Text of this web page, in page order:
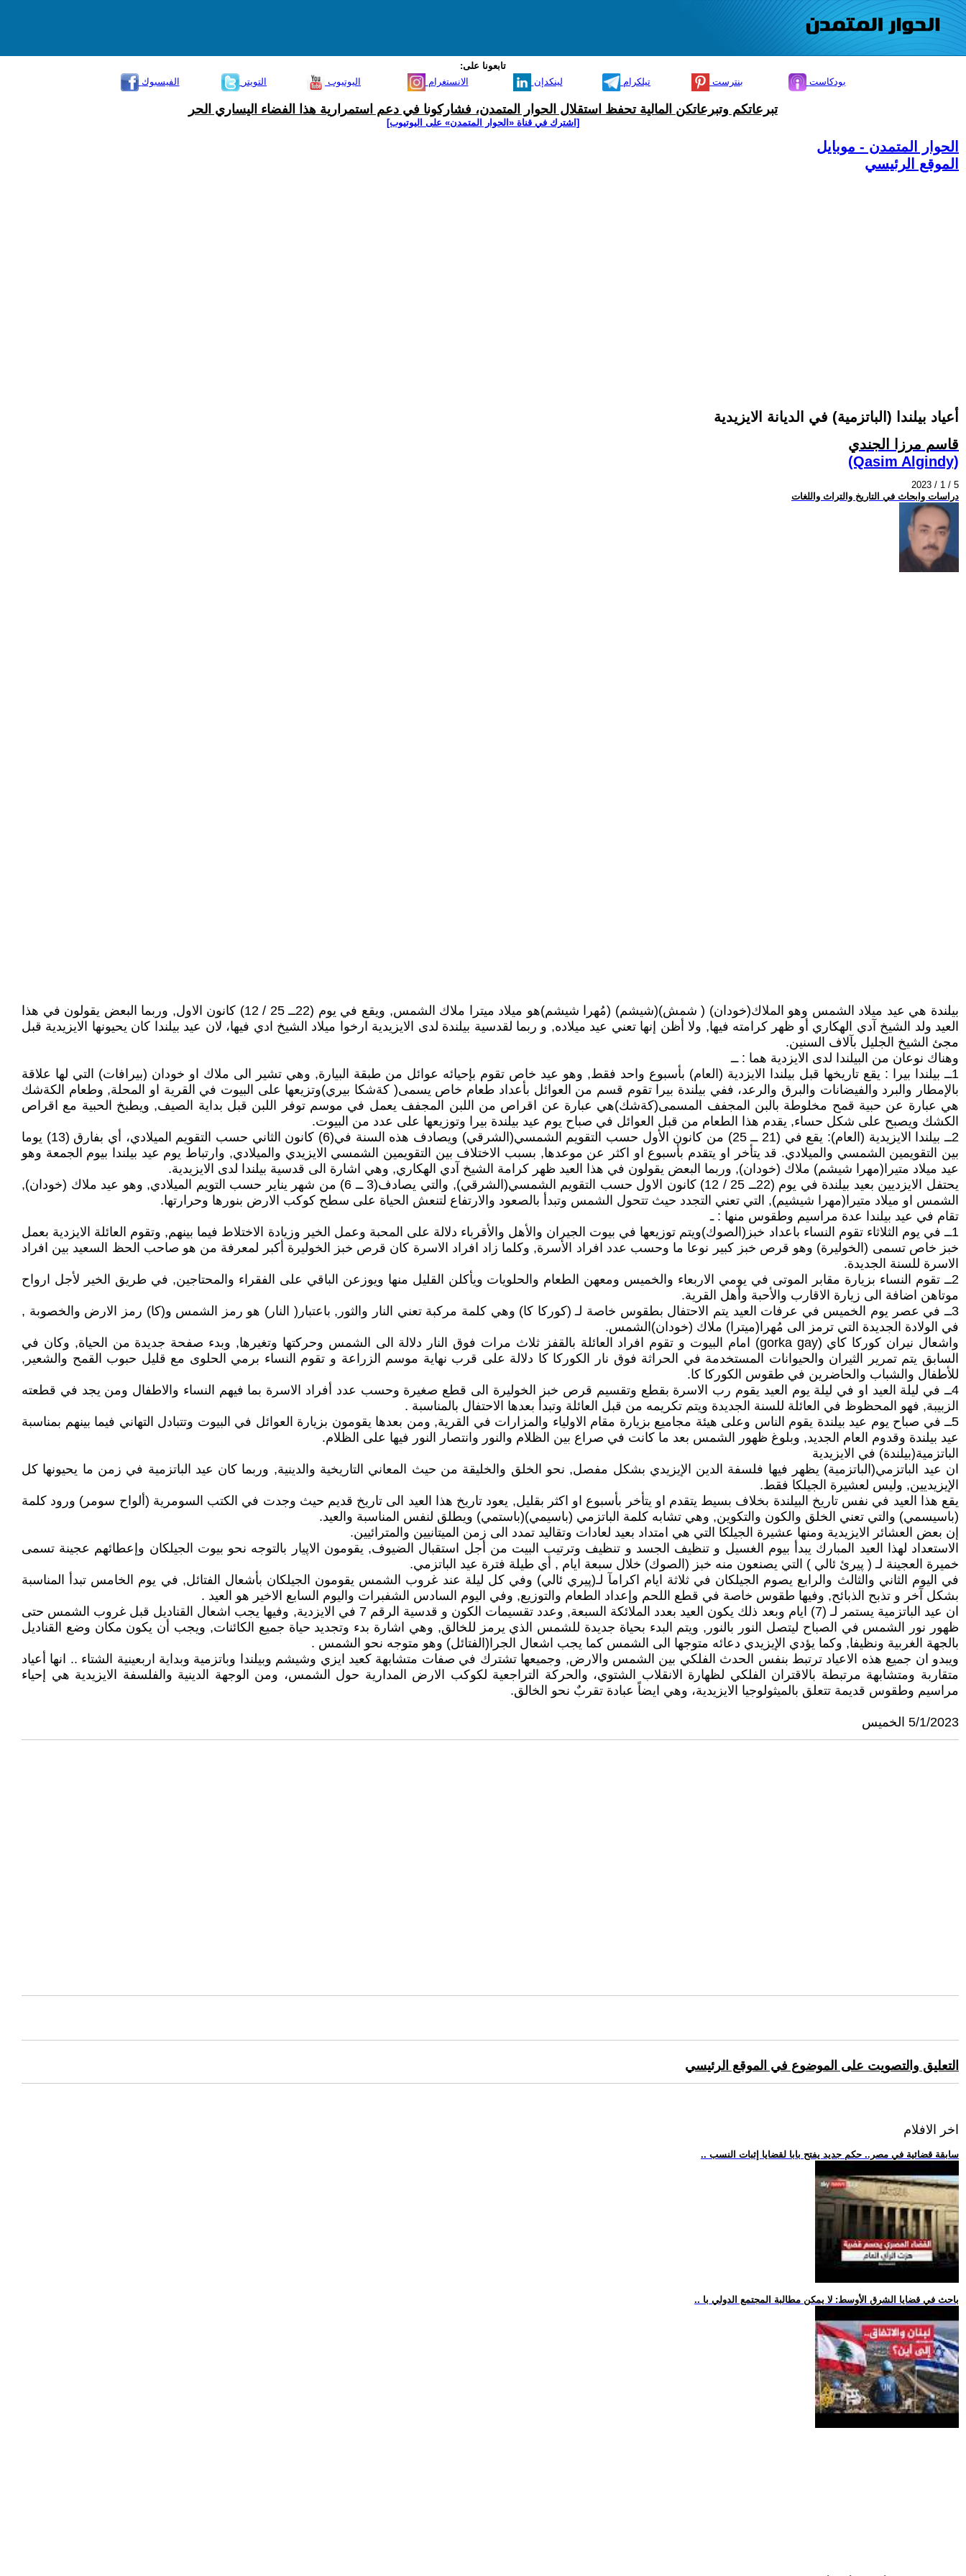
تابعونا على:
الفيسبوك
التويتر اليوتيوب الانستغرام لينكدإن تيلكرام بنترست بودكاست
تبرعاتكم وتبرعاتكن المالية تحفظ استقلال الحوار المتمدن، فشاركونا في دعم استمرارية هذا الفضاء اليساري الحر
[اشترك في قناة ‫«الحوار المتمدن» على اليوتيوب]
الحوار المتمدن - موبايل
الموقع الرئيسي
أعياد بيلندا (الباتزمية) في الديانة الايزيدية
قاسم مرزا الجندي
(Qasim Algindy)
2023 / 1 / 5
دراسات وابحاث في التاريخ والتراث واللغات
بيلندة هي عيد ميلاد الشمس وهو الملاك(خودان) ( شمش)(شيشم) (مُهرا شيشم)هو ميلاد ميترا ملاك الشمس, ويقع في يوم (22ــ 25 / 12) كانون الاول, وربما البعض يقولون في هذا
العيد ولد الشيخ آدي الهكاري أو ظهر كرامته فيها, ولا أظن إنها تعني عيد ميلاده, و ربما لقدسية بيلندة لدى الايزيدية ارخوا ميلاد الشيخ ادي فيها، لان عيد بيلندا كان يحيونها الايزيدية قبل
مجئ الشيخ الجليل بآلاف السنين.
وهناك نوعان من البيلندا لدى الايزدية هما : ــ
1ــ بيلندا بيرا : يقع تاريخها قبل بيلندا الايزدية (العام) بأسبوع واحد فقط, وهو عيد خاص تقوم بإحيائه عوائل من طبقة البيارة, وهي تشير الى ملاك او خودان (بيرافات) التي لها علاقة
بالإمطار والبرد والفيضانات والبرق والرعد، ففي بيلندة بيرا تقوم قسم من العوائل بأعداد طعام خاص يسمى( كةشكا بيري)وتزيعها على البيوت في القرية او المحلة, وطعام الكةشك
هي عبارة عن حبية قمح مخلوطة بالبن المجفف المسمى(كةشك)هي عبارة عن اقراص من اللبن المجفف يعمل في موسم توفر اللبن قبل بداية الصيف, ويطبخ الحبية مع اقراص
الكشك ويصبح على شكل حساء, يقدم هذا الطعام من قبل العوائل في صباح يوم عيد بيلندة بيرا وتوزيعها على عدد من البيوت.
2ــ بيلندا الايزيدية (العام): يقع في (21 ــ 25) من كانون الأول حسب التقويم الشمسي(الشرقي) ويصادف هذه السنة في(6) كانون الثاني حسب التقويم الميلادي، أي بفارق (13) يوما
بين التقويمين الشمسي والميلادي. قد يتأخر او يتقدم بأسبوع او اكثر عن موعدها, بسبب الاختلاف بين التقويمين الشمسي الايزيدي والميلادي, وارتباط يوم عيد بيلندا بيوم الجمعة وهو
عيد ميلاد متيرا(مهرا شيشم) ملاك (خودان), وربما البعض يقولون في هذا العيد ظهر كرامة الشيخ آدي الهكاري, وهي اشارة الى قدسية بيلندا لدى الايزيدية.
يحتفل الايزديين بعيد بيلندة في يوم (22ــ 25 / 12) كانون الاول حسب التقويم الشمسي(الشرقي), والتي يصادف(3 ــ 6) من شهر يناير حسب التويم الميلادي, وهو عيد ملاك (خودان),
الشمس او ميلاد متيرا(مهرا شيشيم), التي تعني التجدد حيث تتحول الشمس وتبدأ بالصعود والارتفاع لتنعش الحياة على سطح كوكب الارض بنورها وحرارتها.
تقام في عيد بيلندا عدة مراسيم وطقوس منها : ـ
1ــ في يوم الثلاثاء تقوم النساء باعداد خبز(الصوك)ويتم توزيعها في بيوت الجيران والأهل والأقرباء دلالة على المحبة وعمل الخير وزيادة الاختلاط فيما بينهم, وتقوم العائلة الايزدية بعمل
خبز خاص تسمى (الخوليرة) وهو قرص خبز كبير نوعا ما وحسب عدد افراد الأسرة, وكلما زاد افراد الاسرة كان قرص خبز الخوليرة أكبر لمعرفة من هو صاحب الحظ السعيد بين افراد
الاسرة للسنة الجديدة.
2ــ تقوم النساء بزيارة مقابر الموتى في يومي الاربعاء والخميس ومعهن الطعام والحلويات ويأكلن القليل منها ويوزعن الباقي على الفقراء والمحتاجين, في طريق الخير لأجل ارواح
موتاهن اضافة الى زيارة الاقارب والأحبة وأهل القرية.
3ــ في عصر يوم الخميس في عرفات العيد يتم الاحتفال بطقوس خاصة لـ (كوركا كا) وهي كلمة مركبة تعني النار والثور, باعتبار( النار) هو رمز الشمس و(كا) رمز الارض والخصوبة ,
في الولادة الجديدة التي ترمز الى مُهرا(ميترا) ملاك (خودان)الشمس.
واشعال نيران كوركا كاي (gorka gay) امام البيوت و تقوم افراد العائلة بالقفز ثلاث مرات فوق النار دلالة الى الشمس وحركتها وتغيرها, وبدء صفحة جديدة من الحياة, وكان في
السابق يتم تمرير الثيران والحيوانات المستخدمة في الحراثة فوق نار الكوركا كا دلالة على قرب نهاية موسم الزراعة و تقوم النساء برمي الحلوى مع قليل حبوب القمح والشعير,
للأطفال والشباب والحاضرين في طقوس الكوركا كا.
4ــ في ليلة العيد او في ليلة يوم العيد يقوم رب الاسرة بقطع وتقسيم قرص خبز الخوليرة الى قطع صغيرة وحسب عدد أفراد الاسرة بما فيهم النساء والاطفال ومن يجد في قطعته
الزبيبة, فهو المحظوظ في العائلة للسنة الجديدة ويتم تكريمه من قبل العائلة وتبدأ بعدها الاحتفال بالمناسبة .
5ــ في صباح يوم عيد بيلندة يقوم الناس وعلى هيئة مجاميع بزيارة مقام الاولياء والمزارات في القرية, ومن بعدها يقومون بزيارة العوائل في البيوت وتتبادل التهاني فيما بينهم بمناسبة
عيد بيلندة وقدوم العام الجديد, وبلوغ ظهور الشمس بعد ما كانت في صراع بين الظلام والنور وانتصار النور فيها على الظلام.
الباتزمية(بيلندة) في الايزيدية
ان عيد الباتزمي(الباتزمية) يظهر فيها فلسفة الدين الإيزيدي بشكل مفصل, نحو الخلق والخليقة من حيث المعاني التاريخية والدينية, وربما كان عيد الباتزمية في زمن ما يحيونها كل
الإيزيديين, وليس لعشيرة الجيلكا فقط.
يقع هذا العيد في نفس تاريخ البيلندة بخلاف بسيط يتقدم او يتأخر بأسبوع او اكثر بقليل, يعود تاريخ هذا العيد الى تاريخ قديم حيث وجدت في الكتب السومرية (ألواح سومر) ورود كلمة
(باسيسمي) والتي تعني الخلق والكون والتكوين, وهي تشابه كلمة الباتزمي (باسيمي)(باستمي) ويطلق لنفس المناسبة والعيد.
إن بعض العشائر الايزيدية ومنها عشيرة الجيلكا التي هي امتداد بعيد لعادات وتقاليد تمدد الى زمن الميتانيين والمترائيين.
الاستعداد لهذا العيد المبارك يبدأ بيوم الغسيل و تنظيف الجسد و تنظيف وترتيب البيت من أجل استقبال الضيوف, يقومون الاپيار بالتوجه نحو بيوت الجيلكان وإعطائهم عجينة تسمى
خميرة العجينة لـ ( پيرئ ئالي ) التي يصنعون منه خبز (الصوك) خلال سبعة ايام , أي طيلة فترة عيد الباتزمي.
في اليوم الثاني والثالث والرابع يصوم الجيلكان في ثلاثة ايام اكرامآ لـ(پيري ئالي) وفي كل ليلة عند غروب الشمس يقومون الجيلكان بأشعال الفتائل, في يوم الخامس تبدأ المناسبة
بشكل آخر و تذبح الذبائح, وفيها طقوس خاصة في قطع اللحم وإعداد الطعام والتوزيع, وفي اليوم السادس الشفبرات واليوم السابع الاخير هو العيد .
ان عيد الباتزمية يستمر لـ (7) ايام وبعد ذلك يكون العيد بعدد الملائكة السبعة, وعدد تقسيمات الكون و قدسية الرقم 7 في الايزدية, وفيها يجب اشعال القناديل قبل غروب الشمس حتى
ظهور نور الشمس في الصباح ليتصل النور بالنور, ويتم البدء بحياة جديدة للشمس الذي يرمز للخالق, وهي اشارة بدء وتجديد حياة جميع الكائنات, ويجب أن يكون مكان وضع القناديل
بالجهة الغربية ونظيفا, وكما يؤدي الإيزيدي دعائه متوجها الى الشمس كما يجب اشعال الجرا(الفتائل) وهو متوجه نحو الشمس .
ويبدو ان جميع هذه الاعياد ترتبط بنفس الحدث الفلكي بين الشمس والارض, وجميعها تشترك في صفات متشابهة كعيد ايزي وشيشم وبيلندا وباتزمية وبداية اربعينية الشتاء .. انها أعياد
متقاربة ومتشابهة مرتبطة بالاقتران الفلكي لظهارة الانقلاب الشتوي، والحركة التراجعية لكوكب الارض المدارية حول الشمس، ومن الوجهة الدينية والفلسفة الايزيدية هي إحياء
مراسيم وطقوس قديمة تتعلق بالميثولوجيا الايزيدية، وهي ايضاً عبادة تقربٌ نحو الخالق.
5/1/2023 الخميس
التعليق والتصويت على الموضوع في الموقع الرئيسي
اخر الافلام
.. سابقة قضائية في مصر.. حكم جديد يفتح بابا لقضايا إثبات النسب
.. باحث في قضايا الشرق الأوسط: لا يمكن مطالبة المجتمع الدولي با